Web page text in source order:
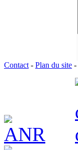
Contact - Plan du site -